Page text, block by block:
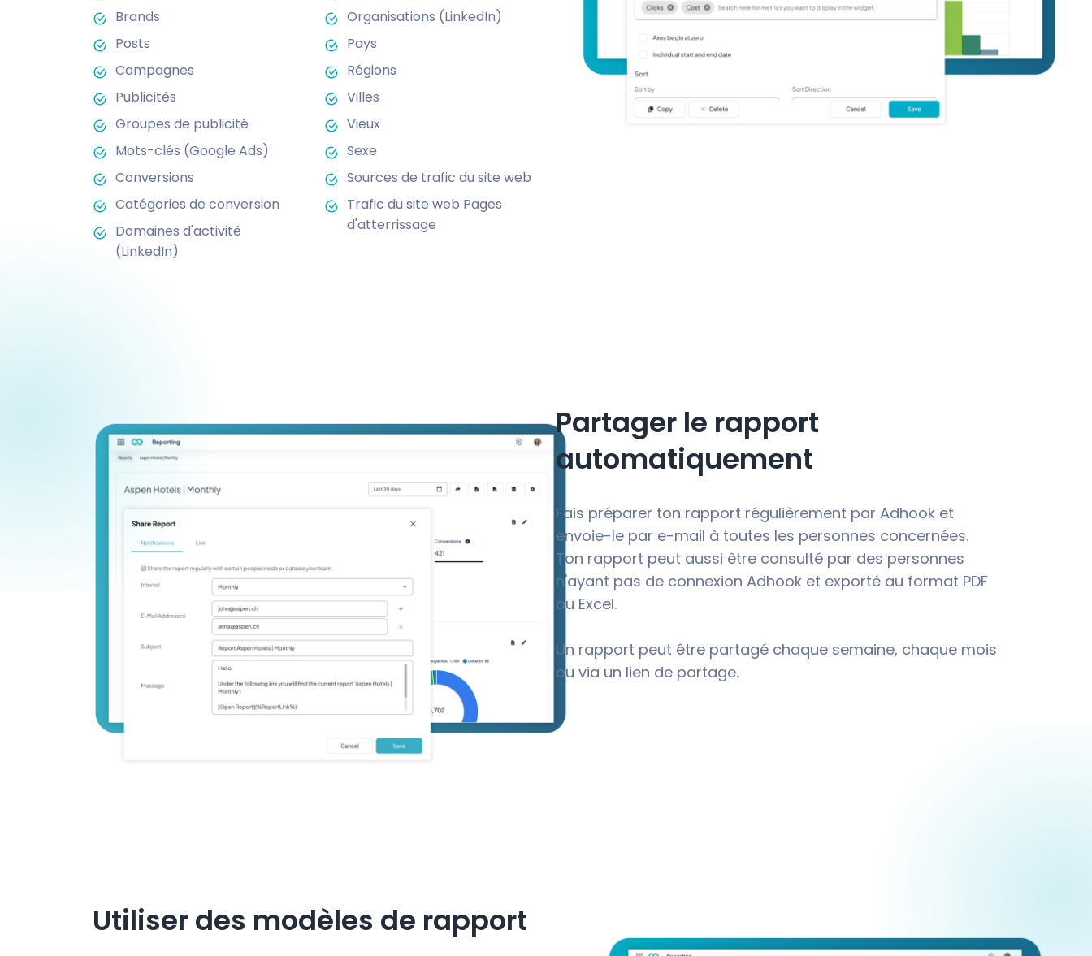
Brands
Posts
Campagnes
Publicités
Groupes de publicité
Mots-clés (Google Ads)
Conversions
Catégories de conversion
Domaines d'activité
(LinkedIn)
Organisations (LinkedIn)
Pays
Régions
Villes
Vieux
Sexe
Sources de trafic du site web
Trafic du site web Pages
d'atterrissage
Partager le rapport
automatiquement
Fais préparer ton rapport régulièrement par Adhook et
envoie-le par e-mail à toutes les personnes concernées.
Ton rapport peut aussi être consulté par des personnes
n'ayant pas de connexion Adhook et exporté au format PDF
ou Excel.
Un rapport peut être partagé chaque semaine, chaque mois
ou via un lien de partage.
Utiliser des modèles de rapport